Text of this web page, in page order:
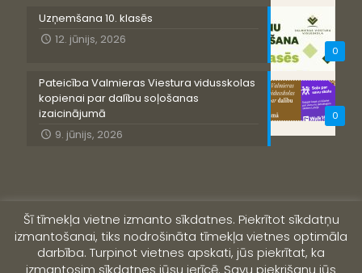
0
Uzņemšana 10. klasēs
12. jūnijs, 2026
0
Pateicība Valmieras Viestura vidusskolas
kopienai par dalību soļošanas
izaicinājumā
9. jūnijs, 2026
Šī tīmekļa vietne izmanto sīkdatnes. Piekrītot sīkdatņu
izmantošanai, tiks nodrošināta tīmekļa vietnes optimāla
darbība. Turpinot vietnes apskati, jūs piekrītat, ka
izmantosim sīkdatnes jūsu ierīcē. Savu piekrišanu jūs